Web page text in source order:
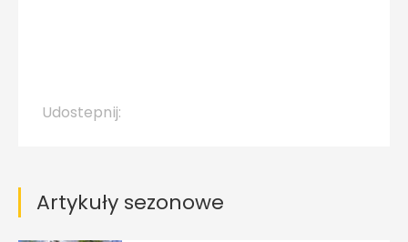
Udostepnij:
Artykuły sezonowe